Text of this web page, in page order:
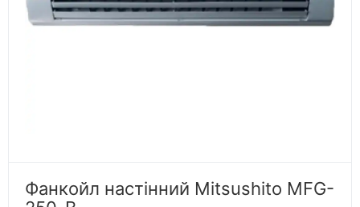
Фанкойл настінний Mitsushito MFG-